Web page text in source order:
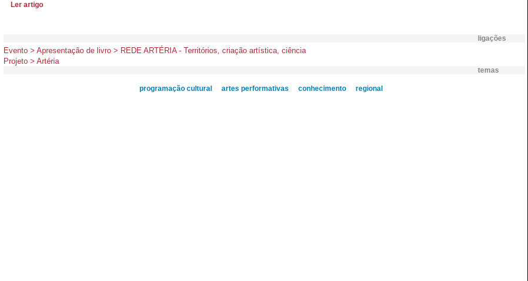
Ler artigo
ligações
Evento > Apresentação de livro > REDE ARTÉRIA - Territórios, criação artística, ciência
Projeto > Artéria
temas
programação cultural artes performativas conhecimento regional